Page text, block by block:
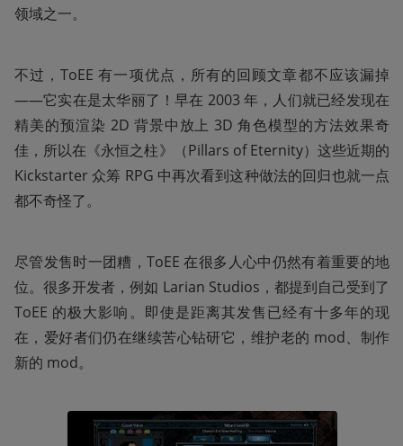
领域之一。
不过，ToEE 有一项优点，所有的回顾文章都不应该漏掉
——它实在是太华丽了！早在 2003 年，人们就已经发现在
精美的预渲染 2D 背景中放上 3D 角色模型的方法效果奇
佳，所以在《永恒之柱》（Pillars of Eternity）这些近期的
Kickstarter 众筹 RPG 中再次看到这种做法的回归也就一点
都不奇怪了。
尽管发售时一团糟，ToEE 在很多人心中仍然有着重要的地
位。很多开发者，例如 Larian Studios，都提到自己受到了
ToEE 的极大影响。即使是距离其发售已经有十多年的现
在，爱好者们仍在继续苦心钻研它，维护老的 mod、制作
新的 mod。